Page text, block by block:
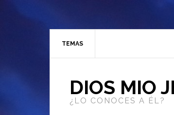
TEMAS
DIOS MIO
¿LO CONOCES A ÉL?